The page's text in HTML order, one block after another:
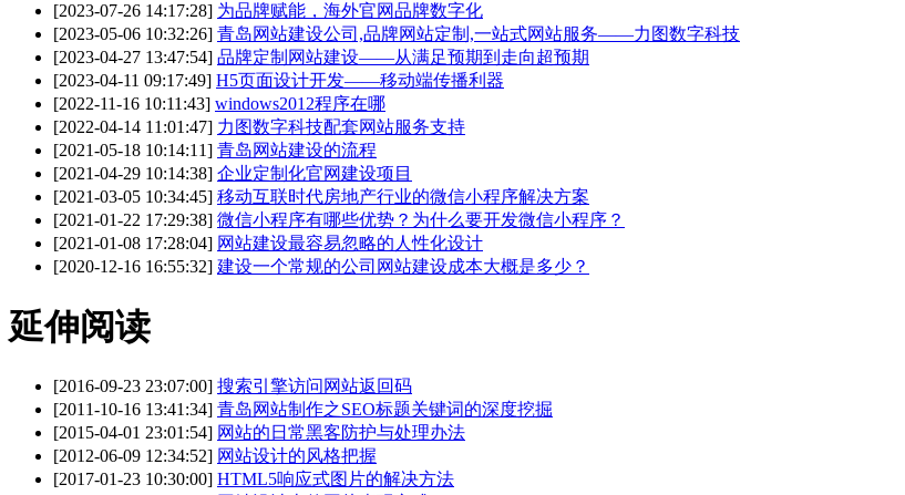
[2023-07-26 14:17:28] 为品牌赋能，海外官网品牌数字化
[2023-05-06 10:32:26] 青岛网站建设公司,品牌网站定制,一站式网站服务——力图数字科技
[2023-04-27 13:47:54] 品牌定制网站建设——从满足预期到走向超预期
[2023-04-11 09:17:49] H5页面设计开发——移动端传播利器
[2022-11-16 10:11:43] windows2012程序在哪
[2022-04-14 11:01:47] 力图数字科技配套网站服务支持
[2021-05-18 10:14:11] 青岛网站建设的流程
[2021-04-29 10:14:38] 企业定制化官网建设项目
[2021-03-05 10:34:45] 移动互联时代房地产行业的微信小程序解决方案
[2021-01-22 17:29:38] 微信小程序有哪些优势？为什么要开发微信小程序？
[2021-01-08 17:28:04] 网站建设最容易忽略的人性化设计
[2020-12-16 16:55:32] 建设一个常规的公司网站建设成本大概是多少？
延伸阅读
[2016-09-23 23:07:00] 搜索引擎访问网站返回码
[2011-10-16 13:41:34] 青岛网站制作之SEO标题关键词的深度挖掘
[2015-04-01 23:01:54] 网站的日常黑客防护与处理办法
[2012-06-09 12:34:52] 网站设计的风格把握
[2017-01-23 10:30:00] HTML5响应式图片的解决方法